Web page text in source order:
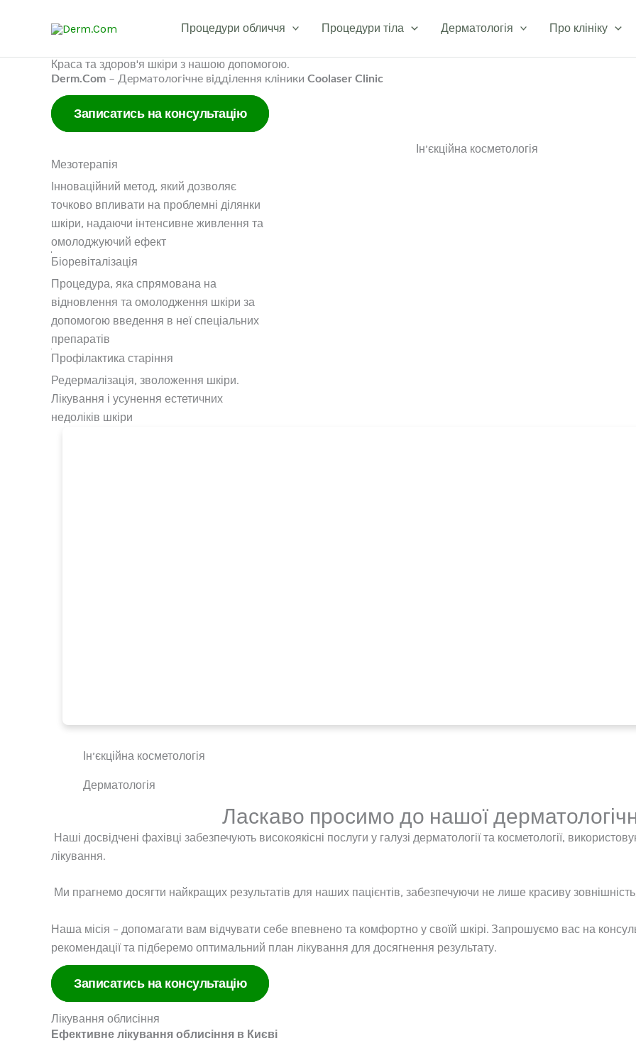
Процедури обличчя Процедури тіла Дерматологія Про клініку
Краса та здоров'я шкіри з нашою допомогою.
Derm.Com – Дерматологічне відділення кліники Coolaser Clinic
Записатись на консультацію
Ін’єкційна косметологія
Мезотерапія
Інноваційний метод, який дозволяє
точково впливати на проблемні ділянки
шкіри, надаючи інтенсивне живлення та
омолоджуючий ефект
Біоревіталізація
Процедура, яка спрямована на
відновлення та омолодження шкіри за
допомогою введення в неї спеціальних
препаратів
Профілактика старіння
Редермалізація, зволоження шкіри.
Лікування і усунення естетичних
недоліків шкіри
Ін’єкційна косметологія
Дерматологія
Ласкаво просимо до нашої
Наші досвідчені фахівці забезпечують високоякісні послуги у галузі дерматології та косметології,
лікування.
Ми прагнемо досягти найкращих результатів для наших пацієнтів, забезпечуючи не лише красиву
Наша місія – допомагати вам відчувати себе впевнено та комфортно у своїй шкірі. Запрошуємо вас на
рекомендації та підберемо оптимальний план лікування для досягнення результату.
Записатись на консультацію
Лікування облисіння
Ефективне лікування облисіння в Києві